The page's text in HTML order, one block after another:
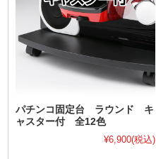
パチンコ固定台 ラウンド キ
ャスター付 全12色
¥6,900(税込)